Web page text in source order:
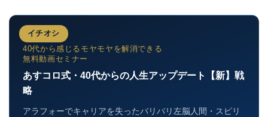
イチオシ
40代から感じるモヤモヤを解消できる
無料動画セミナー
あすコロ式・40代からの人生アップデート【新】戦
略
アラフォーでキャリアを失ったバリバリ左脳人間・スピリ